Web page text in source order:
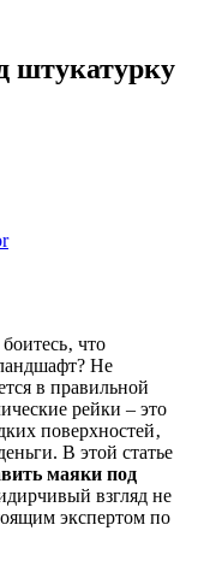
штукатурку
что
Не
в правильной
рейки – это
поверхностей‚
В этой статье
маяки под
взгляд не
экспертом по